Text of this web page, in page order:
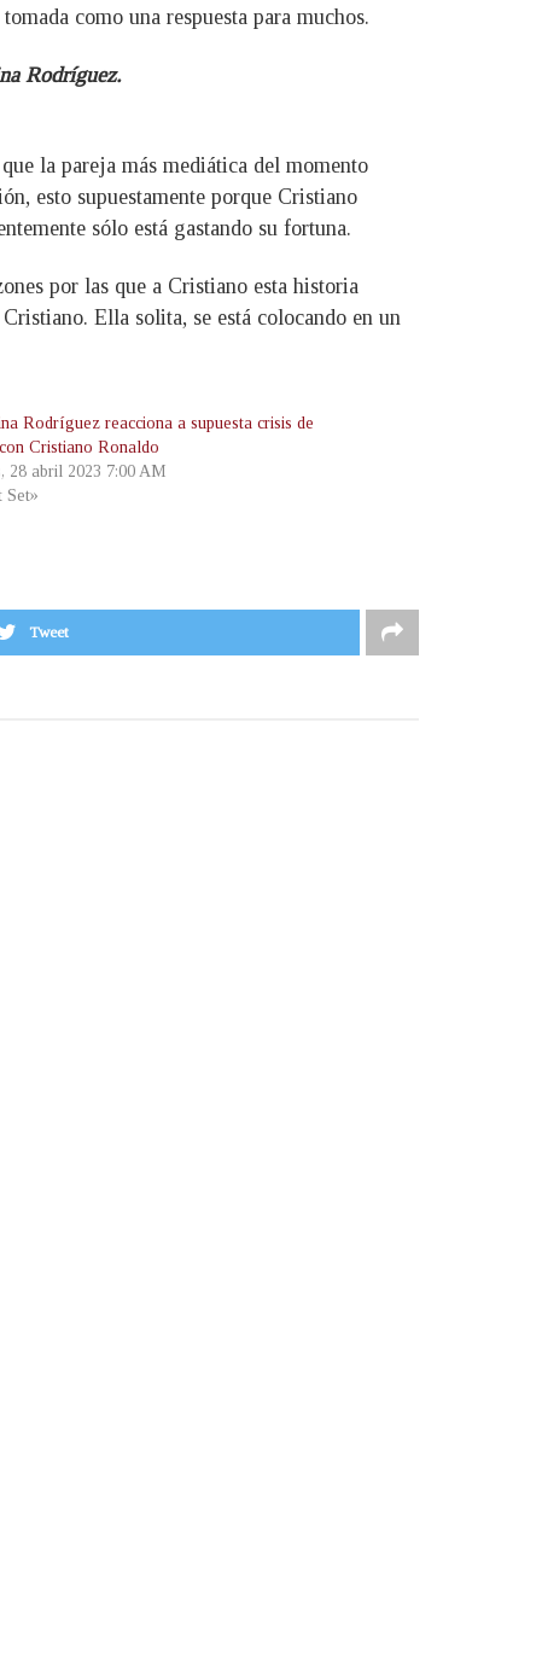
como una respuesta para muchos.
Rodríguez.
la pareja más mediática del momento
esto supuestamente porque Cristiano
sólo está gastando su fortuna.
por las que a Cristiano esta historia
Ella solita, se está colocando en un
Rodríguez reacciona a supuesta crisis de
Cristiano Ronaldo
28 abril 2023 7:00 AM
Set»
Tweet